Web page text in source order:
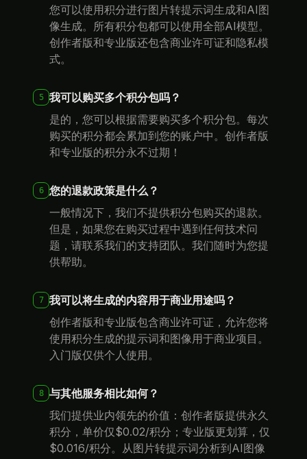
您可以使用积分进行图片转提示词生成和AI图
像生成。所有积分包都可以使用全部AI模型。
创作者版和专业版还包含商业许可证和隐私模
式。
5
我可以购买多个积分包吗？
是的，您可以根据需要购买多个积分包。每次
购买的积分都会累加到您的账户中。创作者版
和专业版的积分永不过期！
6
您的退款政策是什么？
一般情况下，我们不提供积分包购买的退款。
但是，如果您在购买过程中遇到任何技术问
题，请联系我们的支持团队。我们随时为您提
供帮助。
7
我可以将生成的内容用于商业用途吗？
创作者版和专业版包含商业许可证，允许您将
使用积分生成的提示词和图像用于商业项目。
入门版仅供个人使用。
8
与其他服务相比如何？
我们提供业内领先的价值：创作者版提供永久
积分，单价仅$0.02/积分；专业版更划算，仅
$0.016/积分。从图片转提示词分析到AI图像